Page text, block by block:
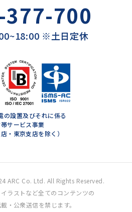
700
※土日定休
の設置及びそれに係る
サービス事業
店・東京支店を除く）
ARC Co. Ltd. All Rights Reserved.
ラストなど全てのコンテンツの
・公衆送信を禁じます。